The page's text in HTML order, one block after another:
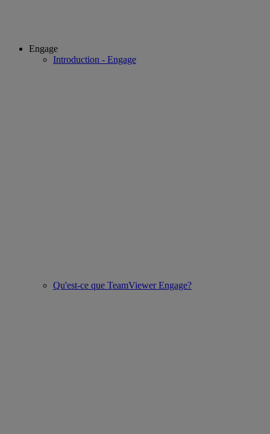
Engage
Introduction - Engage
Qu'est-ce que TeamViewer Engage?